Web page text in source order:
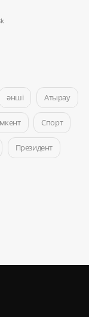
әнші Атырау
Спорт
Президент